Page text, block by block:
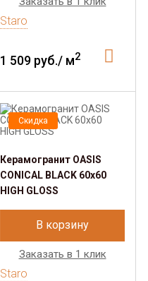
Staro
1 509 руб./ м2
Скидка
Керамогранит OASIS
CONICAL BLACK 60x60
HIGH GLOSS
В корзину
Заказать в 1 клик
Staro